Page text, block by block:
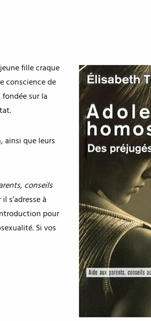
fille craque
conscience de
sur la
ainsi que leurs
conseils
s’adresse à
pour
Si vos